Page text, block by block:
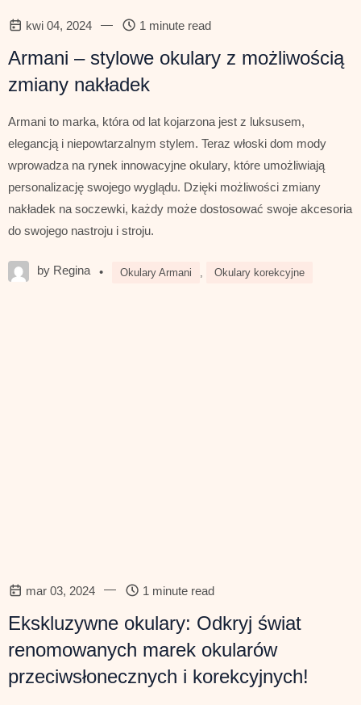
kwi 04, 2024 — 1 minute read
Armani – stylowe okulary z możliwością
zmiany nakładek
Armani to marka, która od lat kojarzona jest z luksusem,
elegancją i niepowtarzalnym stylem. Teraz włoski dom mody
wprowadza na rynek innowacyjne okulary, które umożliwiają
personalizację swojego wyglądu. Dzięki możliwości zmiany
nakładek na soczewki, każdy może dostosować swoje akcesoria
do swojego nastroju i stroju.
by Regina • Okulary Armani Okulary korekcyjne
mar 03, 2024 — 1 minute read
Ekskluzywne okulary: Odkryj świat
renomowanych marek okularów
przeciwsłonecznych i korekcyjnych!